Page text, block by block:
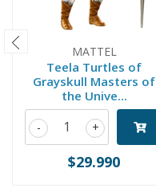
MATTEL
Teela Turtles of
Grayskull Masters of
the Unive...
+
-
$29.990